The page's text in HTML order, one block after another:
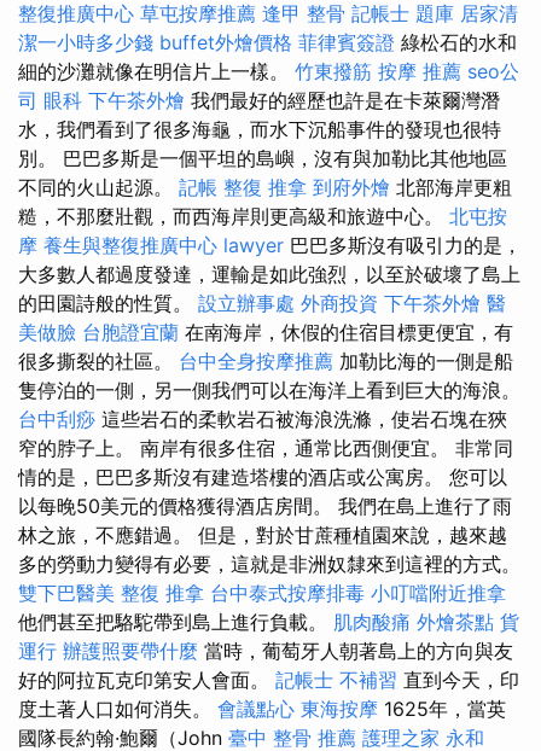
整復推廣中心 草屯按摩推薦 逢甲 整骨 記帳士 題庫 居家清
潔一小時多少錢 buffet外燴價格 菲律賓簽證 綠松石的水和
細的沙灘就像在明信片上一樣。 竹東撥筋 按摩 推薦 seo公
司 眼科 下午茶外燴 我們最好的經歷也許是在卡萊爾灣潛
水，我們看到了很多海龜，而水下沉船事件的發現也很特
別。 巴巴多斯是一個平坦的島嶼，沒有與加勒比其他地區
不同的火山起源。 記帳 整復 推拿 到府外燴 北部海岸更粗
糙，不那麼壯觀，而西海岸則更高級和旅遊中心。 北屯按
摩 養生與整復推廣中心 lawyer 巴巴多斯沒有吸引力的是，
大多數人都過度發達，運輸是如此強烈，以至於破壞了島上
的田園詩般的性質。 設立辦事處 外商投資 下午茶外燴 醫
美做臉 台胞證宜蘭 在南海岸，休假的住宿目標更便宜，有
很多撕裂的社區。 台中全身按摩推薦 加勒比海的一側是船
隻停泊的一側，另一側我們可以在海洋上看到巨大的海浪。
台中刮痧 這些岩石的柔軟岩石被海浪洗滌，使岩石塊在狹
窄的脖子上。 南岸有很多住宿，通常比西側便宜。 非常同
情的是，巴巴多斯沒有建造塔樓的酒店或公寓房。 您可以
以每晚50美元的價格獲得酒店房間。 我們在島上進行了雨
林之旅，不應錯過。 但是，對於甘蔗種植園來說，越來越
多的勞動力變得有必要，這就是非洲奴隸來到這裡的方式。
雙下巴醫美 整復 推拿 台中泰式按摩排毒 小叮噹附近推拿
他們甚至把駱駝帶到島上進行負載。 肌肉酸痛 外燴茶點 貨
運行 辦護照要帶什麼 當時，葡萄牙人朝著島上的方向與友
好的阿拉瓦克印第安人會面。 記帳士 不補習 直到今天，印
度土著人口如何消失。 會議點心 東海按摩 1625年，當英
國隊長約翰·鮑爾（John 臺中 整骨 推薦 護理之家 永和